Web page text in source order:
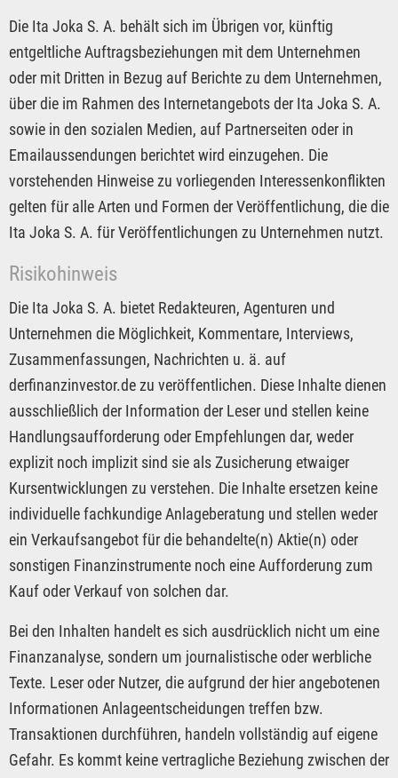
Die Ita Joka S. A. behält sich im Übrigen vor, künftig
entgeltliche Auftragsbeziehungen mit dem Unternehmen
oder mit Dritten in Bezug auf Berichte zu dem Unternehmen,
über die im Rahmen des Internetangebots der Ita Joka S. A.
sowie in den sozialen Medien, auf Partnerseiten oder in
Emailaussendungen berichtet wird einzugehen. Die
vorstehenden Hinweise zu vorliegenden Interessenkonflikten
gelten für alle Arten und Formen der Veröffentlichung, die die
Ita Joka S. A. für Veröffentlichungen zu Unternehmen nutzt.
Risikohinweis
Die Ita Joka S. A. bietet Redakteuren, Agenturen und
Unternehmen die Möglichkeit, Kommentare, Interviews,
Zusammenfassungen, Nachrichten u. ä. auf
derfinanzinvestor.de zu veröffentlichen. Diese Inhalte dienen
ausschließlich der Information der Leser und stellen keine
Handlungsaufforderung oder Empfehlungen dar, weder
explizit noch implizit sind sie als Zusicherung etwaiger
Kursentwicklungen zu verstehen. Die Inhalte ersetzen keine
individuelle fachkundige Anlageberatung und stellen weder
ein Verkaufsangebot für die behandelte(n) Aktie(n) oder
sonstigen Finanzinstrumente noch eine Aufforderung zum
Kauf oder Verkauf von solchen dar.
Bei den Inhalten handelt es sich ausdrücklich nicht um eine
Finanzanalyse, sondern um journalistische oder werbliche
Texte. Leser oder Nutzer, die aufgrund der hier angebotenen
Informationen Anlageentscheidungen treffen bzw.
Transaktionen durchführen, handeln vollständig auf eigene
Gefahr. Es kommt keine vertragliche Beziehung zwischen der